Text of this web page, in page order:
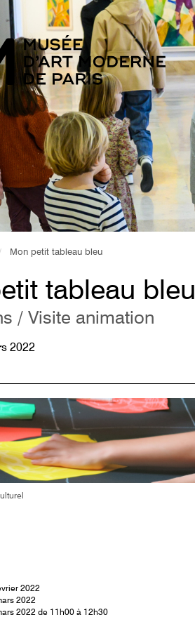
Mon petit tableau bleu
tableau bleu
/ Visite animation
2022
2022
2022
2022 de 11h00 à 12h30